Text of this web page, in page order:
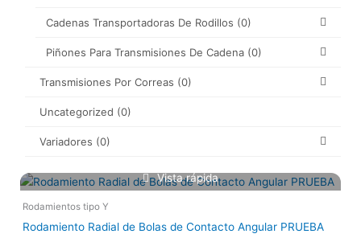
Cadenas Transportadoras De Rodillos (0)
Piñones Para Transmisiones De Cadena (0)
Transmisiones Por Correas (0)
Uncategorized (0)
Variadores (0)
Vista rápida
Rodamientos tipo Y
Rodamiento Radial de Bolas de Contacto Angular PRUEBA